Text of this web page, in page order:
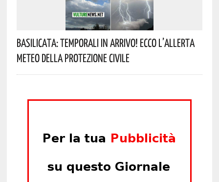
Basilicata: Temporali In Arrivo! Ecco L’allerta
Meteo Della Protezione Civile